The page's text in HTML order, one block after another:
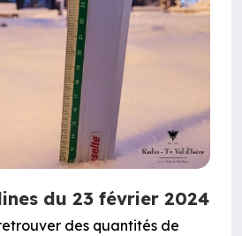
du 23 février 2024
des quantités de